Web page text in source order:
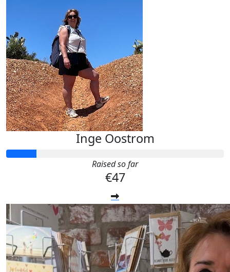
Inge Oostrom
Raised so far
€47